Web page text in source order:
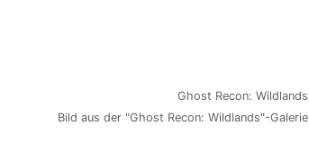
Bild aus der "Ghost Recon: Wildlands"-Galerie